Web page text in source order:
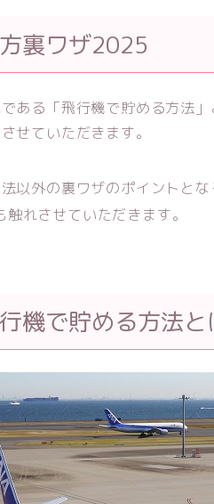
裏ワザ2025
ある「飛行機で貯める方法
せていただきます。
以外の裏ワザのポイントとな
触れさせていただきます。
機で貯める方法と